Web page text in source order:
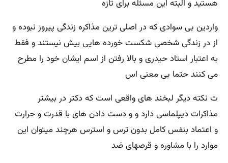
هستید و البته این مسئله برای تازه
واردین بی سوادی که در اصلی ترین مذاکره زندگی پیروز نبوده و
از در زندگی شخصی شکست خورده هایی بیش نیستند و فقط
به اعتبار استاد حیدری و بالا رفتن از اسم ایشان خود را مطرح
می کنند حتما بی معنی اس
ت نکته دیگر لبخند های واقعی است که دکتر در بیشتر
مذاکرات دیپلماسی دارد و و دست دادن های با قدرت و حرارت
و اعتماد بنفس کامل بدون ترس و استرس هرچند میتوان این
موارد را با مشاوره و قرصهای ضد